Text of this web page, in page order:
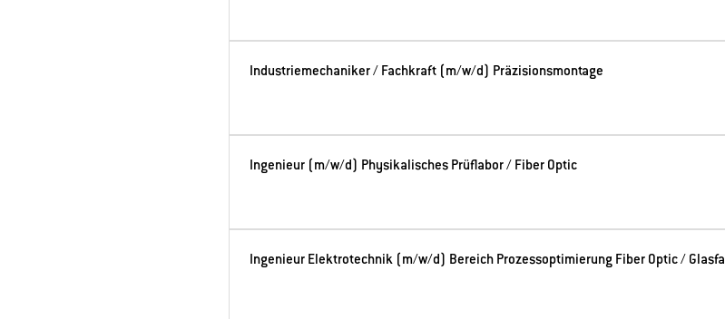
Industriemechaniker / Fachkraft (m/w/d) Präzisionsmontage
Ingenieur (m/w/d) Physikalisches Prüflabor / Fiber Optic
Ingenieur Elektrotechnik (m/w/d) Bereich Prozessoptimierung Fiber Optic /